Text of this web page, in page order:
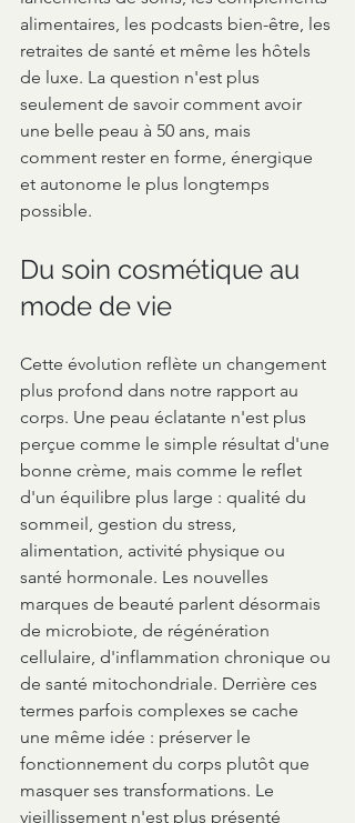
alimentaires, les podcasts bien-être, les
retraites de santé et même les hôtels
de luxe. La question n'est plus
seulement de savoir comment avoir
une belle peau à 50 ans, mais
comment rester en forme, énergique
et autonome le plus longtemps
possible.
Du soin cosmétique au
mode de vie
Cette évolution reflète un changement
plus profond dans notre rapport au
corps. Une peau éclatante n'est plus
perçue comme le simple résultat d'une
bonne crème, mais comme le reflet
d'un équilibre plus large : qualité du
sommeil, gestion du stress,
alimentation, activité physique ou
santé hormonale. Les nouvelles
marques de beauté parlent désormais
de microbiote, de régénération
cellulaire, d'inflammation chronique ou
de santé mitochondriale. Derrière ces
termes parfois complexes se cache
une même idée : préserver le
fonctionnement du corps plutôt que
masquer ses transformations. Le
vieillissement n'est plus présenté